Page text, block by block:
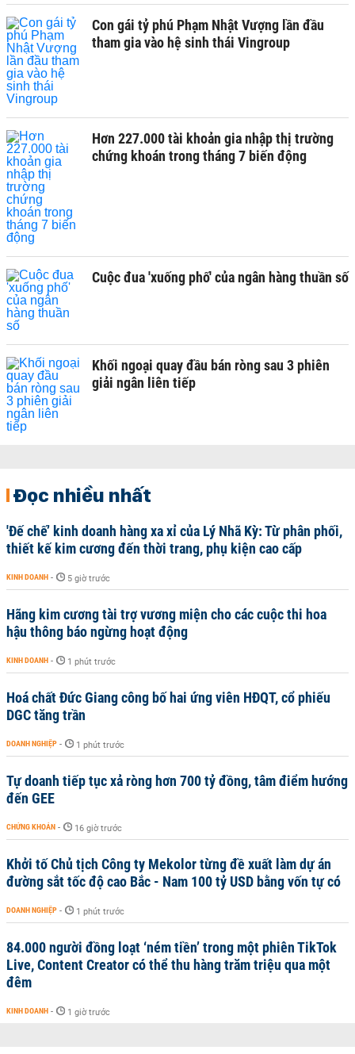
Con gái tỷ phú Phạm Nhật Vượng lần đầu
tham gia vào hệ sinh thái Vingroup
Hơn 227.000 tài khoản gia nhập thị trường
chứng khoán trong tháng 7 biến động
Cuộc đua 'xuống phố' của ngân hàng thuần số
Khối ngoại quay đầu bán ròng sau 3 phiên
giải ngân liên tiếp
Đọc nhiều nhất
'Đế chế’ kinh doanh hàng xa xỉ của Lý Nhã Kỳ: Từ phân phối,
thiết kế kim cương đến thời trang, phụ kiện cao cấp
KINH DOANH - 5 giờ trước
Hãng kim cương tài trợ vương miện cho các cuộc thi hoa
hậu thông báo ngừng hoạt động
KINH DOANH - 1 phút trước
Hoá chất Đức Giang công bố hai ứng viên HĐQT, cổ phiếu
DGC tăng trần
DOANH NGHIỆP - 1 phút trước
Tự doanh tiếp tục xả ròng hơn 700 tỷ đồng, tâm điểm hướng
đến GEE
CHỨNG KHOÁN - 16 giờ trước
Khởi tố Chủ tịch Công ty Mekolor từng đề xuất làm dự án
đường sắt tốc độ cao Bắc - Nam 100 tỷ USD bằng vốn tự có
DOANH NGHIỆP - 1 phút trước
84.000 người đồng loạt ‘ném tiền’ trong một phiên TikTok
Live, Content Creator có thể thu hàng trăm triệu qua một
đêm
KINH DOANH - 1 giờ trước